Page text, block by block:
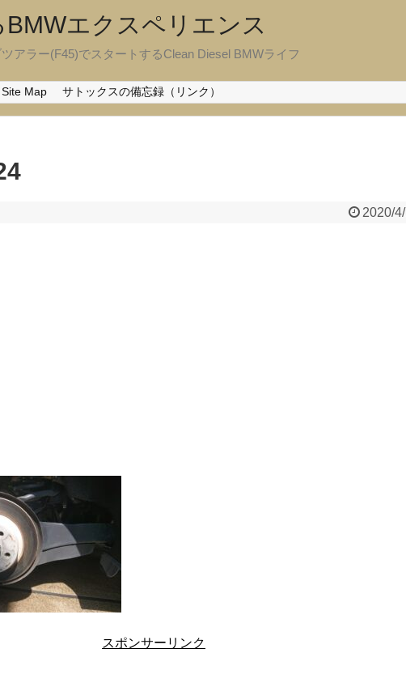
BMWエクスペリエンス
アラー(F45)でスタートするClean Diesel BMWライフ
Site Map サトックスの備忘録（リンク）
2020/
スポンサーリンク